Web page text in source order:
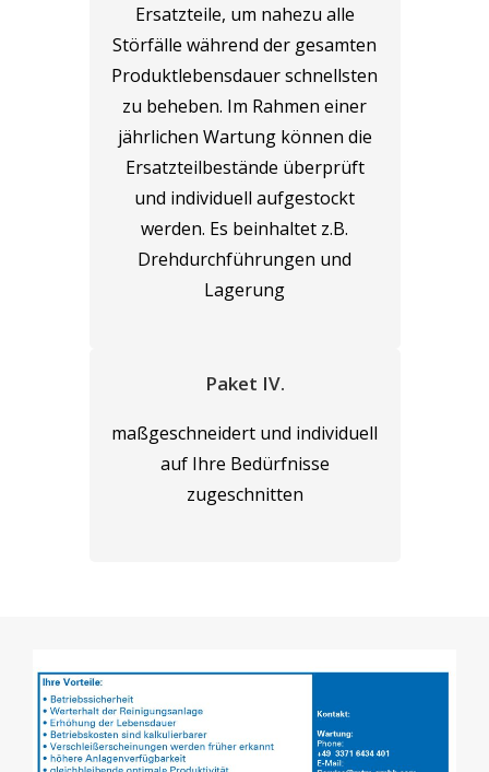
Ersatzteile, um nahezu alle
Störfälle während der gesamten
Produktlebensdauer schnellsten
zu beheben. Im Rahmen einer
jährlichen Wartung können die
Ersatzteilbestände überprüft
und individuell aufgestockt
werden. Es beinhaltet z.B.
Drehdurchführungen und
Lagerung
Paket IV.
maßgeschneidert und individuell
auf Ihre Bedürfnisse
zugeschnitten